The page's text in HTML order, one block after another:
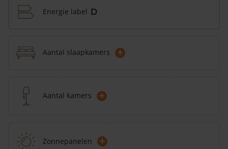
Energie label D
Aantal slaapkamers +
Aantal kamers +
Zonnepanelen +